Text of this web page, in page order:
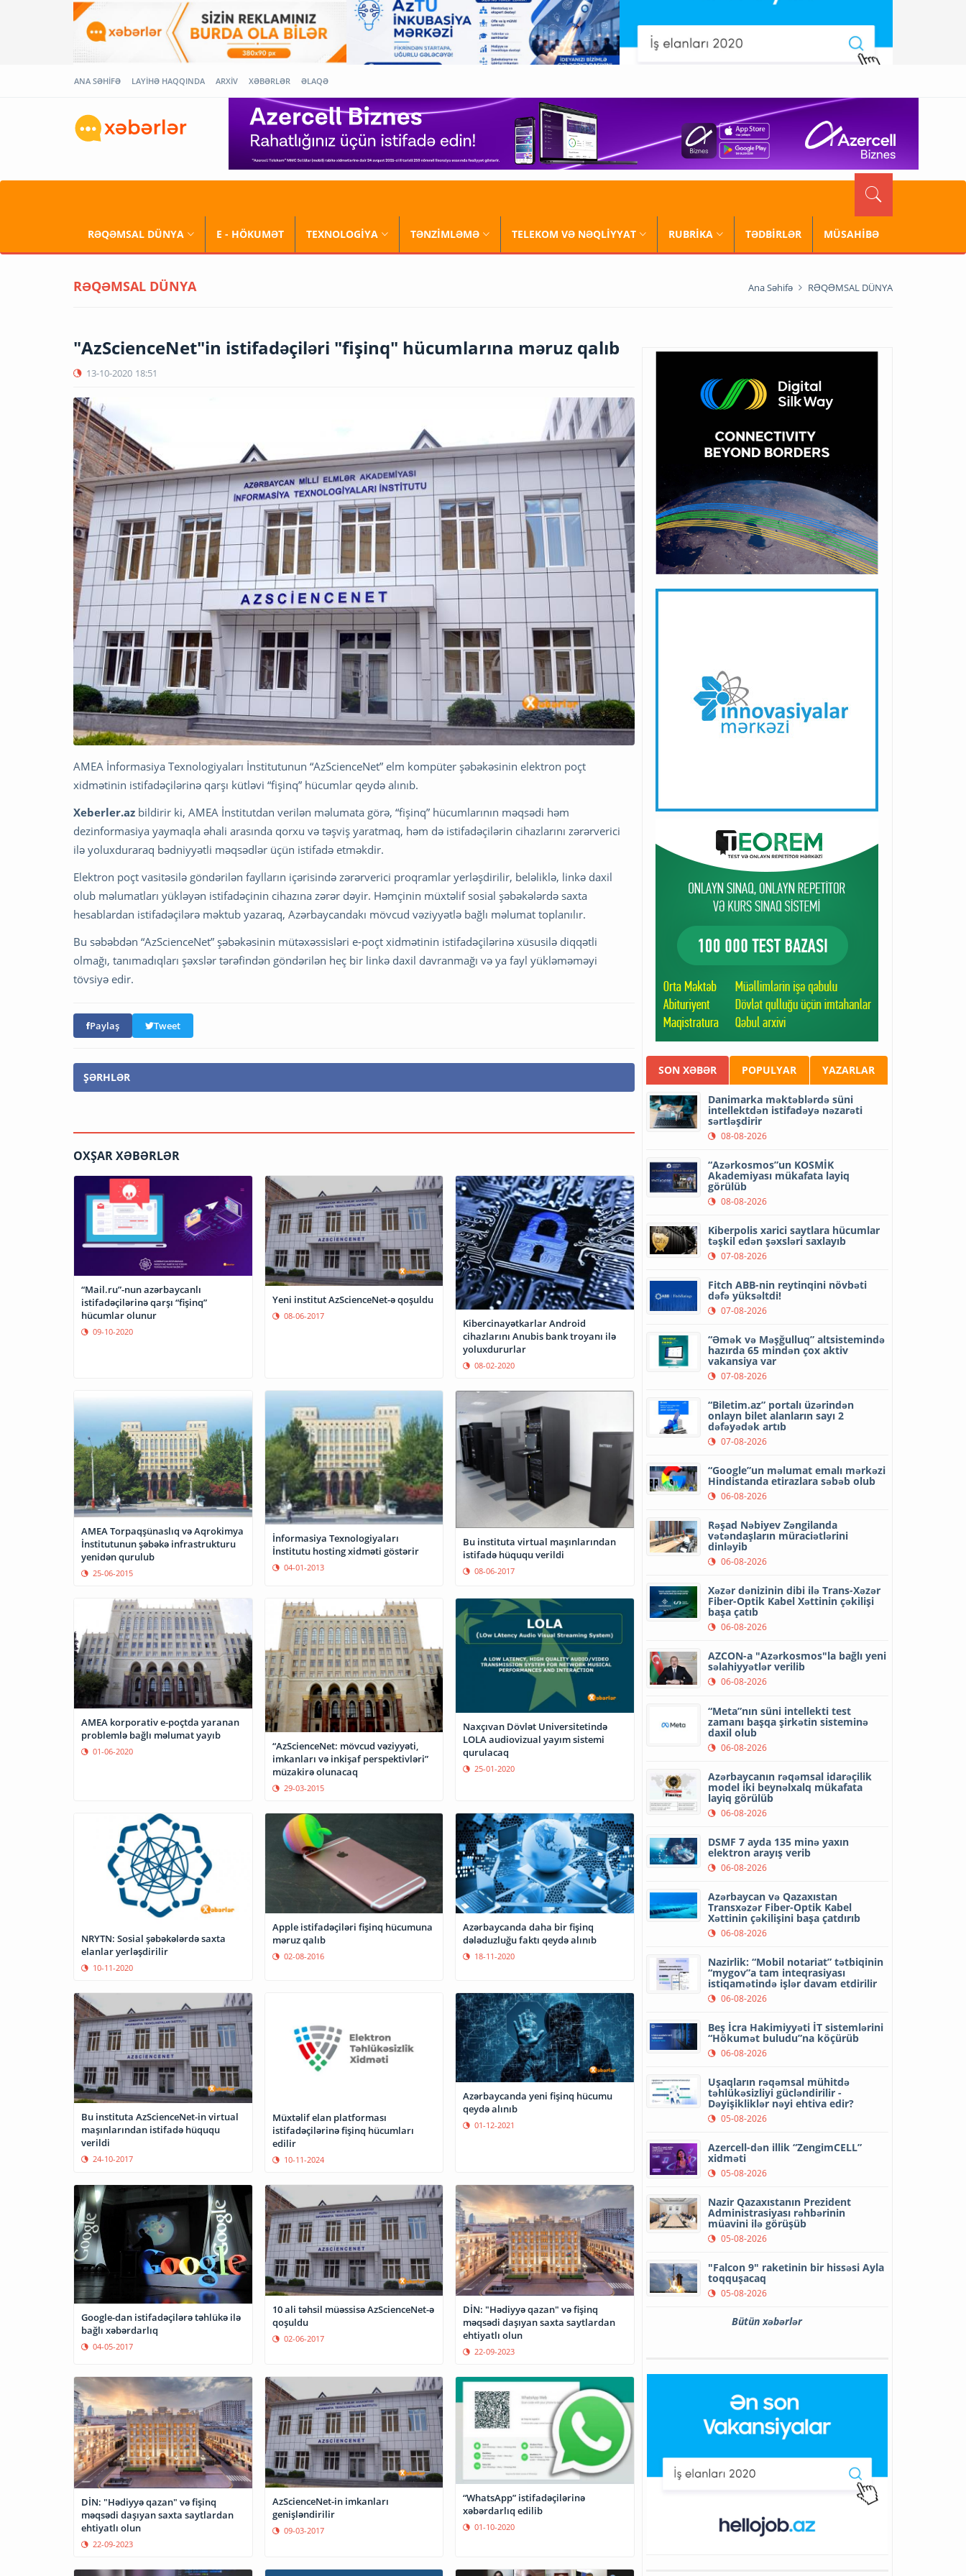
ANA SƏHİFƏ LAYİHƏ HAQQINDA ARXİV XƏBƏRLƏR ƏLAQƏ
RƏQƏMSAL DÜNYA E - HÖKUMƏT TEXNOLOGİYA TƏNZİMLƏMƏ TELEKOM VƏ NƏQLİYYAT RUBRİKA TƏDBİRLƏR MÜSAHİBƏ
RƏQƏMSAL DÜNYA Ana Səhifə RƏQƏMSAL DÜNYA
"AzScienceNet"in istifadəçiləri "fişinq" hücumlarına məruz qalıb
13-10-2020 18:51
AMEA İnformasiya Texnologiyaları İnstitutunun “AzScienceNet” elm kompüter şəbəkəsinin elektron poçt
xidmətinin istifadəçilərinə qarşı kütləvi “fişinq” hücumlar qeydə alınıb.
Xeberler.az bildirir ki, AMEA İnstitutdan verilən məlumata görə, “fişinq” hücumlarının məqsədi həm
dezinformasiya yaymaqla əhali arasında qorxu və təşviş yaratmaq, həm də istifadəçilərin cihazlarını zərərverici
ilə yoluxduraraq bədniyyətli məqsədlər üçün istifadə etməkdir.
Elektron poçt vasitəsilə göndərilən faylların içərisində zərərverici proqramlar yerləşdirilir, beləliklə, linkə daxil
olub məlumatları yükləyən istifadəçinin cihazına zərər dəyir. Həmçinin müxtəlif sosial şəbəkələrdə saxta
hesablardan istifadəçilərə məktub yazaraq, Azərbaycandakı mövcud vəziyyətlə bağlı məlumat toplanılır.
Bu səbəbdən “AzScienceNet” şəbəkəsinin mütəxəssisləri e-poçt xidmətinin istifadəçilərinə xüsusilə diqqətli
olmağı, tanımadıqları şəxslər tərəfindən göndərilən heç bir linkə daxil davranmağı və ya fayl yükləməməyi
tövsiyə edir.
Paylaş Tweet
ŞƏRHLƏR
OXŞAR XƏBƏRLƏR
“Mail.ru”-nun azərbaycanlı
istifadəçilərinə qarşı “fişinq”
hücumlar olunur
09-10-2020
Yeni institut AzScienceNet-ə qoşuldu
08-06-2017
Kibercinayətkarlar Android
cihazlarını Anubis bank troyanı ilə
yoluxdururlar
08-02-2020
AMEA Torpaqşünaslıq və Aqrokimya
İnstitutunun şəbəkə infrastrukturu
yenidən qurulub
25-06-2015
İnformasiya Texnologiyaları
İnstitutu hosting xidməti göstərir
04-01-2013
Bu instituta virtual maşınlarından
istifadə hüququ verildi
08-06-2017
AMEA korporativ e-poçtda yaranan
problemlə bağlı məlumat yayıb
01-06-2020
“AzScienceNet: mövcud vəziyyəti,
imkanları və inkişaf perspektivləri”
müzakirə olunacaq
29-03-2015
Naxçıvan Dövlət Universitetində
LOLA audiovizual yayım sistemi
qurulacaq
25-01-2020
NRYTN: Sosial şəbəkələrdə saxta
elanlar yerləşdirilir
10-11-2020
Apple istifadəçiləri fişinq hücumuna
məruz qalıb
02-08-2016
Azərbaycanda daha bir fişinq
dələduzluğu faktı qeydə alınıb
18-11-2020
Bu instituta AzScienceNet-in virtual
maşınlarından istifadə hüququ
verildi
24-10-2017
Müxtəlif elan platforması
istifadəçilərinə fişinq hücumları
edilir
10-11-2024
Azərbaycanda yeni fişinq hücumu
qeydə alınıb
01-12-2021
Google-dan istifadəçilərə təhlükə ilə
bağlı xəbərdarlıq
04-05-2017
10 ali təhsil müəssisə AzScienceNet-ə
qoşuldu
02-06-2017
DİN: "Hədiyyə qazan" və fişinq
məqsədi daşıyan saxta saytlardan
ehtiyatlı olun
22-09-2023
DİN: "Hədiyyə qazan" və fişinq
məqsədi daşıyan saxta saytlardan
ehtiyatlı olun
22-09-2023
AzScienceNet-in imkanları
genişləndirilir
09-03-2017
“WhatsApp” istifadəçilərinə
xəbərdarlıq edilib
01-10-2020
SON XƏBƏR POPULYAR YAZARLAR
Danimarka məktəblərdə süni
intellektdən istifadəyə nəzarəti
sərtləşdirir
08-08-2026
“Azərkosmos”un KOSMİK
Akademiyası mükafata layiq
görülüb
08-08-2026
Kiberpolis xarici saytlara hücumlar
təşkil edən şəxsləri saxlayıb
07-08-2026
Fitch ABB-nin reytinqini növbəti
dəfə yüksəltdi!
07-08-2026
“Əmək və Məşğulluq” altsistemində
hazırda 65 mindən çox aktiv
vakansiya var
07-08-2026
“Biletim.az” portalı üzərindən
onlayn bilet alanların sayı 2
dəfəyədək artıb
07-08-2026
“Google”un məlumat emalı mərkəzi
Hindistanda etirazlara səbəb olub
06-08-2026
Rəşad Nəbiyev Zəngilanda
vətəndaşların müraciətlərini
dinləyib
06-08-2026
Xəzər dənizinin dibi ilə Trans-Xəzər
Fiber-Optik Kabel Xəttinin çəkilişi
başa çatıb
06-08-2026
AZCON-a "Azərkosmos"la bağlı yeni
səlahiyyətlər verilib
06-08-2026
“Meta”nın süni intellekti test
zamanı başqa şirkətin sisteminə
daxil olub
06-08-2026
Azərbaycanın rəqəmsal idarəçilik
model iki beynəlxalq mükafata
layiq görülüb
06-08-2026
DSMF 7 ayda 135 minə yaxın
elektron arayış verib
06-08-2026
Azərbaycan və Qazaxıstan
Transxəzər Fiber-Optik Kabel
Xəttinin çəkilişini başa çatdırıb
06-08-2026
Nazirlik: “Mobil notariat” tətbiqinin
“mygov”a tam inteqrasiyası
istiqamətində işlər davam etdirilir
06-08-2026
Beş İcra Hakimiyyəti İT sistemlərini
“Hökumət buludu”na köçürüb
06-08-2026
Uşaqların rəqəmsal mühitdə
təhlükəsizliyi gücləndirilir -
Dəyişikliklər nəyi ehtiva edir?
05-08-2026
Azercell-dən illik “ZengimCELL”
xidməti
05-08-2026
Nazir Qazaxıstanın Prezident
Administrasiyası rəhbərinin
müavini ilə görüşüb
05-08-2026
"Falcon 9" raketinin bir hissəsi Ayla
toqquşacaq
05-08-2026
Bütün xəbərlər